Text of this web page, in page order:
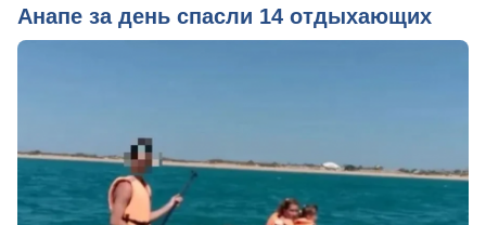
Анапе за день спасли 14 отдыхающих